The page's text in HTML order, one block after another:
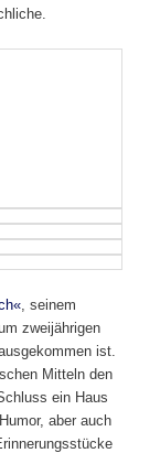
, seinem
zweijährigen
ist.
Mitteln den
ein Haus
aber auch